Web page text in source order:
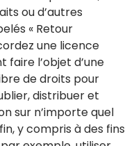
ou d’autres
« Retour
une licence
faire l’objet d’une
de droits pour
distribuer et
sur n’importe quel
y compris à des fins